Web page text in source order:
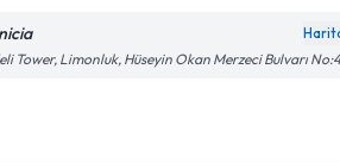
Tower, Limonluk, Hüseyin Okan Merzeci Bulvarı